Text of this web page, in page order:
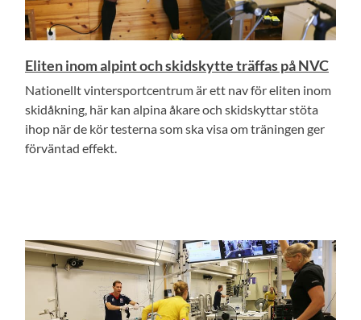
Eliten inom alpint och skidskytte träffas på NVC
Nationellt vintersportcentrum är ett nav för eliten inom
skidåkning, här kan alpina åkare och skidskyttar stöta
ihop när de kör testerna som ska visa om träningen ger
förväntad effekt.